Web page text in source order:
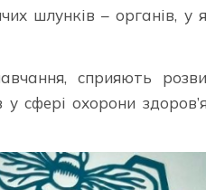
шлунків – органів, у
сприяють
сфері охорони